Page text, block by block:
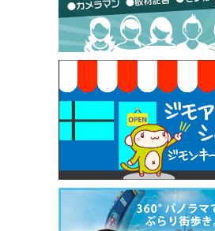
焼き餃子 一皿サービス（
早稲田店）
[有効期限]2026年9月30日